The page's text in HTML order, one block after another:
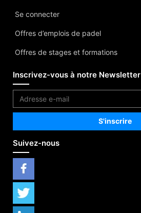
Se connecter
Offres d’emplois de padel
Offres de stages et formations
Inscrivez-vous à notre Newsletter
Suivez-nous